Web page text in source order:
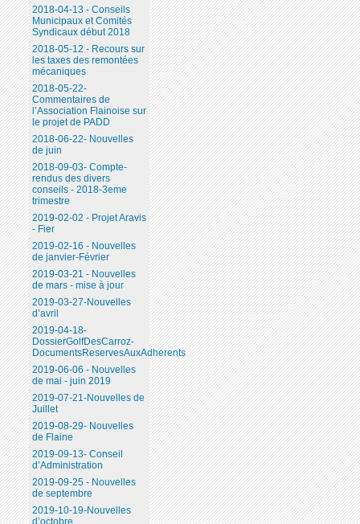
2018-04-13 - Conseils
Municipaux et Comités
Syndicaux début 2018
2018-05-12 - Recours sur
les taxes des remontées
mécaniques
2018-05-22-
Commentaires de
l’Association Flainoise sur
le projet de PADD
2018-06-22- Nouvelles
de juin
2018-09-03- Compte-
rendus des divers
conseils - 2018-3eme
trimestre
2019-02-02 - Projet Aravis
- Fier
2019-02-16 - Nouvelles
de janvier-Février
2019-03-21 - Nouvelles
de mars - mise à jour
2019-03-27-Nouvelles
d’avril
2019-04-18-
DossierGolfDesCarroz-
DocumentsReservesAuxAdherents
2019-06-06 - Nouvelles
de mai - juin 2019
2019-07-21-Nouvelles de
Juillet
2019-08-29- Nouvelles
de Flaine
2019-09-13- Conseil
d’Administration
2019-09-25 - Nouvelles
de septembre
2019-10-19-Nouvelles